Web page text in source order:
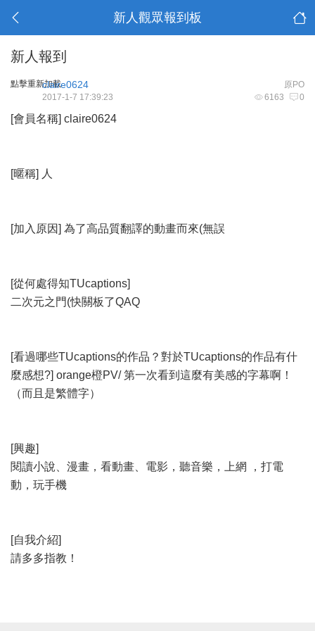
新人觀眾報到板
新人報到
點擊重新加載 原PO
claire0624
6163 0
2017-1-7 17:39:23
[會員名稱] claire0624
[暱稱] 人
[加入原因] 為了高品質翻譯的動畫而來(無誤
[從何處得知TUcaptions]
二次元之門(快關板了QAQ
[看過哪些TUcaptions的作品？對於TUcaptions的作品有什
麼感想?] orange橙PV/ 第一次看到這麼有美感的字幕啊！
（而且是繁體字）
[興趣]
閱讀小說、漫畫，看動畫、電影，聽音樂，上網 ，打電
動，玩手機
[自我介紹]
請多多指教！